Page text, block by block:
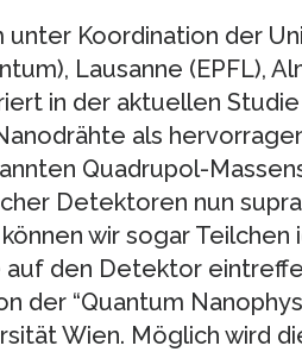
unter Koordination der
Lausanne (EPFL),
in der aktuellen
als
Quadrupol-
Detektoren nun
wir sogar
den Detektor
der “Quantum
Wien. Möglich wird